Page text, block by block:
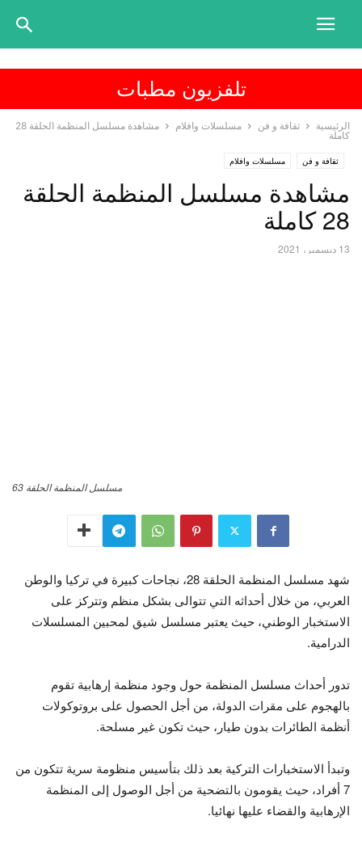
تلفزيون مطبات
الرئيسية ثقافة و فن مسلسلات وافلام
مشاهدة مسلسل المنظمة الحلقة 28
كاملة
ثقافة و فن مسلسلات وافلام
مشاهدة مسلسل المنظمة الحلقة
28 كاملة
13 ديسمبر، 2021
مسلسل المنظمة الحلقة 63
شهد مسلسل المنظمة الحلقة 28، نجاحات كبيرة في تركيا والوطن
العربي، من خلال أحداثه التي تتوالى بشكل منظم وتتركز على
الاستخبار الوطني، حيث يعتبر مسلسل شيق لمحبين المسلسلات
الدرامية.
تدور أحداث مسلسل المنظمة حول وجود منظمة إرهابية تقوم
بالهجوم على مقرات الدولة، من أجل الحصول على بروتوكولات
أنظمة الطائرات بدون طيار، حيث تكون غير مسلحة.
وتبدأ الاستخبارات التركية بعد ذلك بتأسيس منظومة سرية تتكون من
7 أفراد، حيث يقومون بالتضحية من أجل الوصول إلى المنظمة
الإرهابية والقضاء عليها نهائيا.